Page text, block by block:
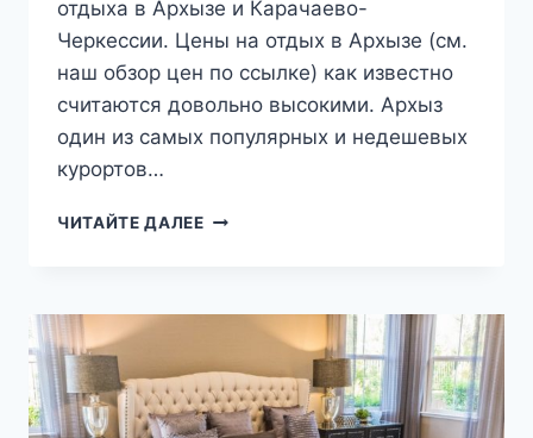
отдыха в Архызе и Карачаево-
Черкессии. Цены на отдых в Архызе (см.
наш обзор цен по ссылке) как известно
считаются довольно высокими. Архыз
один из самых популярных и недешевых
курортов…
ЧИТАЙТЕ ДАЛЕЕКАК
В
АРХЫЗЕ?